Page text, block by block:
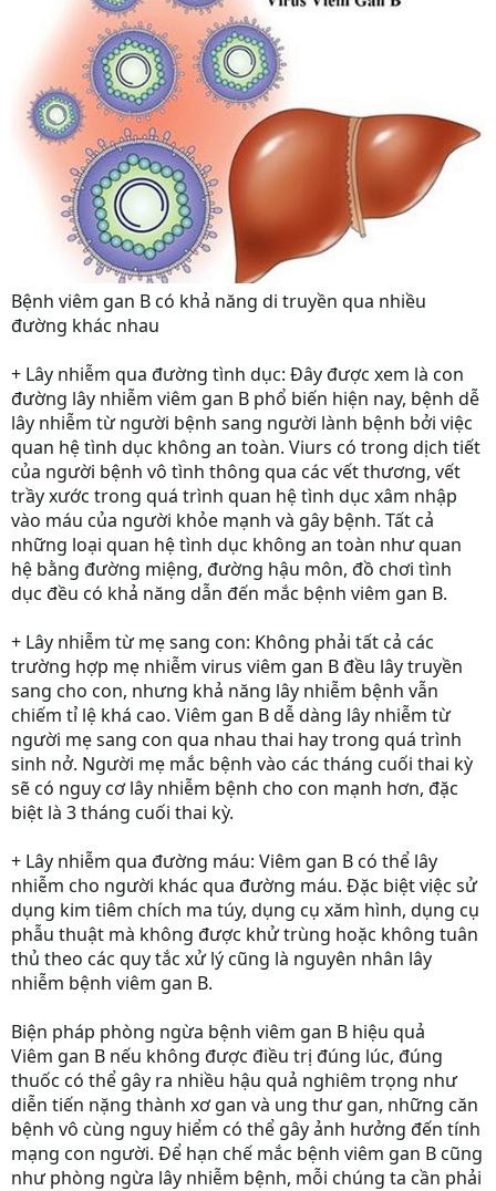
Bệnh viêm gan B có khả năng di truyền qua nhiều
đường khác nhau
+ Lây nhiễm qua đường tình dục: Đây được xem là con
đường lây nhiễm viêm gan B phổ biến hiện nay, bệnh dễ
lây nhiễm từ người bệnh sang người lành bệnh bởi việc
quan hệ tình dục không an toàn. Viurs có trong dịch tiết
của người bệnh vô tình thông qua các vết thương, vết
trầy xước trong quá trình quan hệ tình dục xâm nhập
vào máu của người khỏe mạnh và gây bệnh. Tất cả
những loại quan hệ tình dục không an toàn như quan
hệ bằng đường miệng, đường hậu môn, đồ chơi tình
dục đều có khả năng dẫn đến mắc bệnh viêm gan B.
+ Lây nhiễm từ mẹ sang con: Không phải tất cả các
trường hợp mẹ nhiễm virus viêm gan B đều lây truyền
sang cho con, nhưng khả năng lây nhiễm bệnh vẫn
chiếm tỉ lệ khá cao. Viêm gan B dễ dàng lây nhiễm từ
người mẹ sang con qua nhau thai hay trong quá trình
sinh nở. Người mẹ mắc bệnh vào các tháng cuối thai kỳ
sẽ có nguy cơ lây nhiễm bệnh cho con mạnh hơn, đặc
biệt là 3 tháng cuối thai kỳ.
+ Lây nhiễm qua đường máu: Viêm gan B có thể lây
nhiễm cho người khác qua đường máu. Đặc biệt việc sử
dụng kim tiêm chích ma túy, dụng cụ xăm hình, dụng cụ
phẫu thuật mà không được khử trùng hoặc không tuân
thủ theo các quy tắc xử lý cũng là nguyên nhân lây
nhiễm bệnh viêm gan B.
Biện pháp phòng ngừa bệnh viêm gan B hiệu quả
Viêm gan B nếu không được điều trị đúng lúc, đúng
thuốc có thể gây ra nhiều hậu quả nghiêm trọng như
diễn tiến nặng thành xơ gan và ung thư gan, những căn
bệnh vô cùng nguy hiểm có thể gây ảnh hưởng đến tính
mạng con người. Để hạn chế mắc bệnh viêm gan B cũng
như phòng ngừa lây nhiễm bệnh, mỗi chúng ta cần phải